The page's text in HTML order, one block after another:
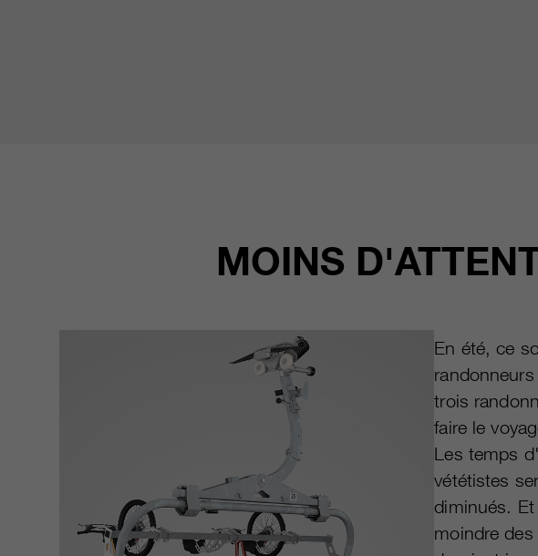
MOINS
En été, ce
trois
faire le
Les temps
vététistes
diminués.
moindre